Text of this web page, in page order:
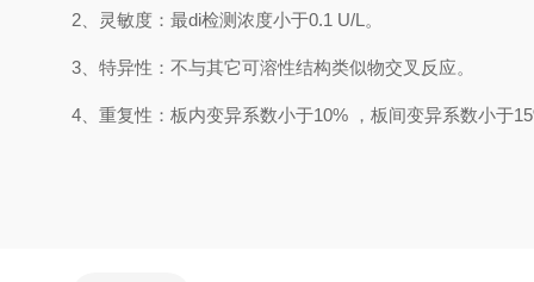
2、 灵敏度：最di检测浓度小于0.1 U/L 。
3、 特异性：不与其它可溶性结构类似物交叉反应。
4、 重复性：板内变异系数小于10% ， 板间变异系数小于15